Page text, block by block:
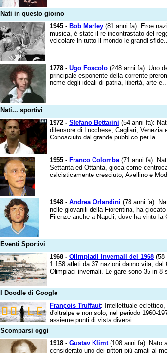
Nati in questo giorno
1945 - Bob Marley (81 anni fa): Eroe
musica, è stato il re incontrastato del
veicolare in tutto il mondo le grandi
1778 - Ugo Foscolo (248 anni fa): Uno
principale esponente della corrente
nome degli ideali di patria, libertà, arte e...
Nati... sportivi
1972 - Stefano Bettarini (54 anni fa):
difensore di Lucchese, Cagliari, Venezia
Conosciuto dal grande pubblico per la...
1955 - Franco Colomba(71 anni fa):
Settanta ed Ottanta, gioca come
calcisticamente cresciuto, Avellino e
1948 - Andrea Orlandini (78 anni fa):
nelle giovanili della Fiorentina, ha
Firenze anche a Napoli, dove ha vinto la
Eventi Sportivi
1968 - Olimpiadi invernali del 1968 (58
1.158 atleti da 37 nazioni danno vita,
Olimpiadi invernali. Le gare sono 35 in 8
I Doodle di Google
François Truffaut: Intellettuale
d'oltralpe e non solo, nel periodo 1960-
assieme punti di vista diversi:...
Scomparsi oggi
1918 - Gustav Klimt(108 anni fa): Nato
considerato uno dei pittori più amati al